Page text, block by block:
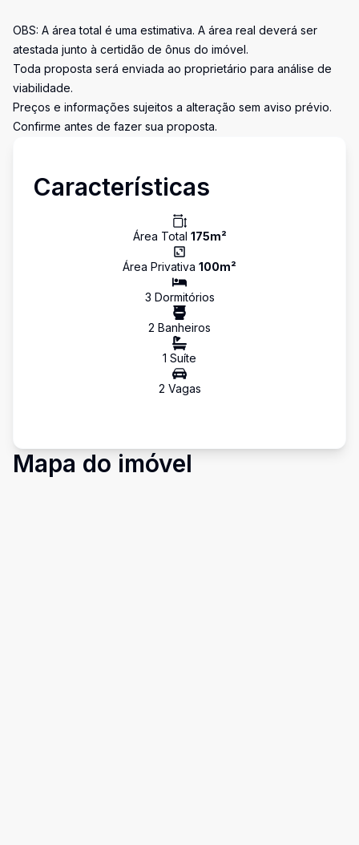
OBS: A área total é uma estimativa. A área real deverá ser
atestada junto à certidão de ônus do imóvel.
Toda proposta será enviada ao proprietário para análise de
viabilidade.
Preços e informações sujeitos a alteração sem aviso prévio.
Confirme antes de fazer sua proposta.
Características
Área Total 175m²
Área Privativa 100m²
3 Dormitórios
2 Banheiros
1 Suíte
2 Vagas
Mapa do imóvel